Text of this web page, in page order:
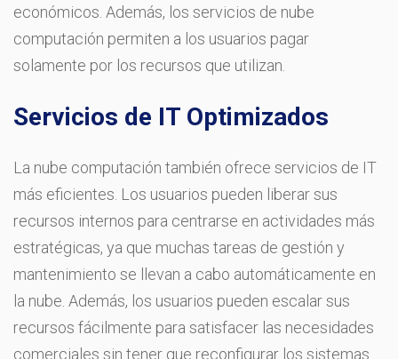
económicos. Además, los servicios de nube
computación permiten a los usuarios pagar
solamente por los recursos que utilizan.
Servicios de IT Optimizados
La nube computación también ofrece servicios de IT
más eficientes. Los usuarios pueden liberar sus
recursos internos para centrarse en actividades más
estratégicas, ya que muchas tareas de gestión y
mantenimiento se llevan a cabo automáticamente en
la nube. Además, los usuarios pueden escalar sus
recursos fácilmente para satisfacer las necesidades
comerciales sin tener que reconfigurar los sistemas